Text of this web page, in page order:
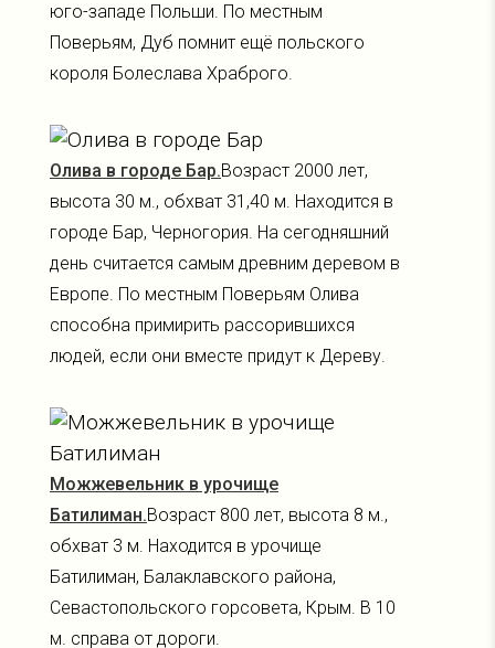
юго-западе Польши. По местным
Поверьям, Дуб помнит ещё польского
короля Болеслава Храброго.
Олива в городе Бар.Возраст 2000 лет,
высота 30 м., обхват 31,40 м. Находится в
городе Бар, Черногория. На сегодняшний
день считается самым древним деревом в
Европе. По местным Поверьям Олива
способна примирить рассорившихся
людей, если они вместе придут к Дереву.
Можжевельник в урочище
Батилиман.Возраст 800 лет, высота 8 м.,
обхват 3 м. Находится в урочище
Батилиман, Балаклавского района,
Севастопольского горсовета, Крым. В 10
м. справа от дороги.